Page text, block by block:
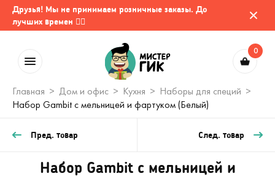
Друзья! Мы не принимаем розничные заказы. До
лучших времен 🤷‍♂️
0
Главная Дом и офис Кухня
Наборы для специй
Набор Gambit с мельницей и фартуком (Белый)
Пред. товар След. товар
Набор Gambit с мельницей и